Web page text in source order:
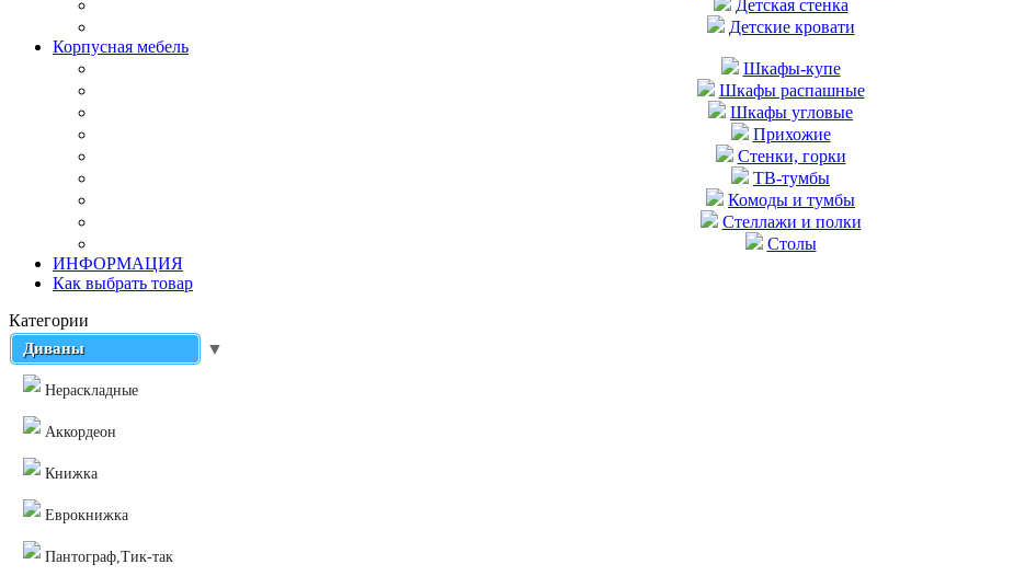
Детская стенка
Детские кровати
Корпусная мебель
Шкафы-купе
Шкафы распашные
Шкафы угловые
Прихожие
Стенки, горки
ТВ-тумбы
Комоды и тумбы
Стеллажи и полки
Столы
ИНФОРМАЦИЯ
Как выбрать товар
Категории
Диваны ▼
Нераскладные
Аккордеон
Книжка
Еврокнижка
Пантограф,Тик-так